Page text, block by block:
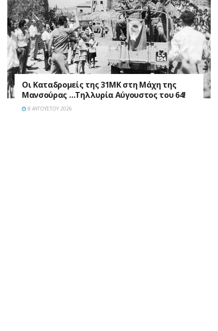
Οι Καταδρομείς της 31ΜΚ στη Mάχη της
Μανσούρας …Τηλλυρία Αύγουστος του 64!
8 ΑΥΓΟΎΣΤΟΥ 2026